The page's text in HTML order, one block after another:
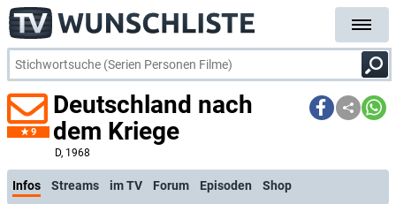
9
Deutschland nach
dem Kriege
D, 1968
kostenlose E-Mai
Infos Streams im TV Forum Episoden Shop